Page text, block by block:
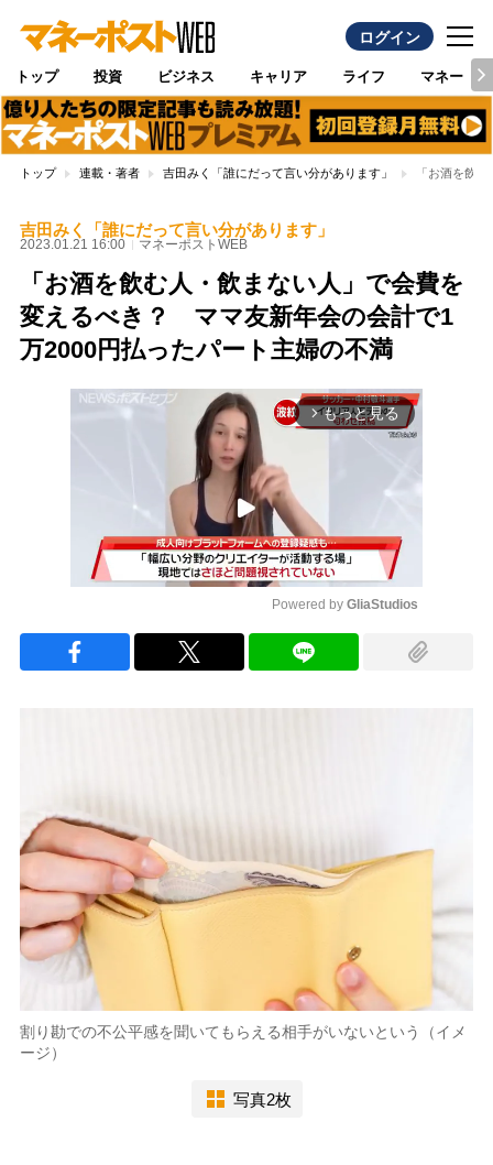
ログイン
トップ 投資 ビジネス キャリア ライフ マネー
トップ 連載・著者 吉田みく「誰にだって言い分があります」 「お酒を飲
吉田みく「誰にだって言い分があります」
2023.01.21 16:00 マネーポストWEB
「お酒を飲む人・飲まない人」で会費を
変えるべき？ ママ友新年会の会計で1
万2000円払ったパート主婦の不満
arrow_forward_ios もっと見る
Powered by GliaStudios
割り勘での不公平感を聞いてもらえる相手がいないという（イメ
ージ）
写真2枚